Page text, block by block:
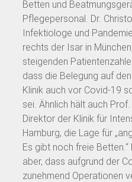
Betten und
Pflegepersonal. Dr.
Infektiologe und
rechts der Isar in
steigenden
dass die Belegung auf
Klinik auch vor Covid-19
sei. Ähnlich hält auch
Direktor der Klinik für
Hamburg, die Lage für
Es gibt noch freie
aber, dass aufgrund der
zunehmend Operationen